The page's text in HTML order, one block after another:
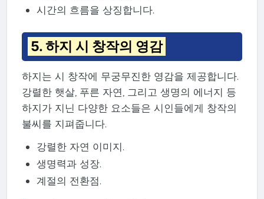
시간의 흐름을 상징합니다.
5. 하지 시 창작의 영감
하지는 시 창작에 무궁무진한 영감을 제공합니다.
강렬한 햇살, 푸른 자연, 그리고 생명의 에너지 등
하지가 지닌 다양한 요소들은 시인들에게 창작의
불씨를 지펴줍니다.
강렬한 자연 이미지.
생명력과 성장.
계절의 전환점.